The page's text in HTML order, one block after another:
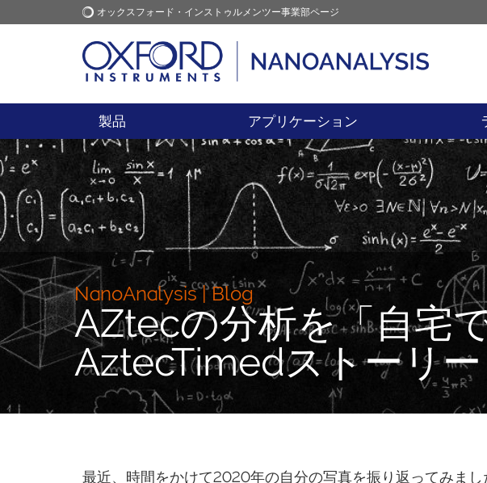
オックスフォード・インストゥルメンツー事業部ページ
オックスフォード・インス
トゥルメンツ
アプリケーション
製品 アプリケーション
NanoAnalysis | Blog
AZtecの分析を「自宅
AztecTimedストーリー
最近、時間をかけて2020年の自分の写真を振り返ってみま